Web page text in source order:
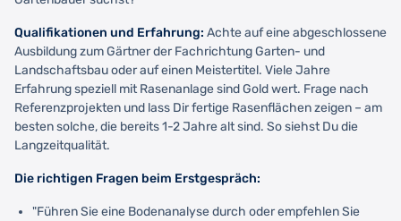
Qualifikationen und Erfahrung: Achte auf eine abgeschlossene
Ausbildung zum Gärtner der Fachrichtung Garten- und
Landschaftsbau oder auf einen Meistertitel. Viele Jahre
Erfahrung speziell mit Rasenanlage sind Gold wert. Frage nach
Referenzprojekten und lass Dir fertige Rasenflächen zeigen – am
besten solche, die bereits 1-2 Jahre alt sind. So siehst Du die
Langzeitqualität.
Die richtigen Fragen beim Erstgespräch:
"Führen Sie eine Bodenanalyse durch oder empfehlen Sie